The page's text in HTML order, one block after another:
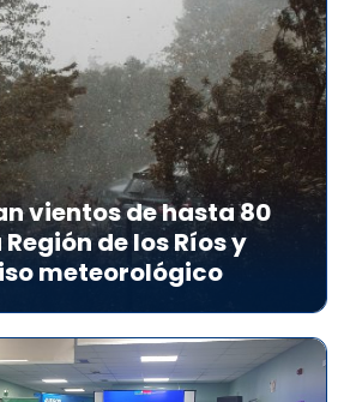
vientos de hasta 80
de los Ríos y
meteorológico